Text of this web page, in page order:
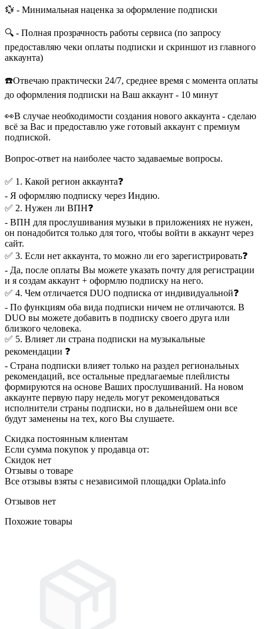
💱 - Минимальная наценка за оформление подписки
🔍 - Полная прозрачность работы сервиса (по запросу
предоставляю чеки оплаты подписки и скриншот из главного
аккаунта)
☎️Отвечаю практически 24/7, среднее время с момента оплаты
до оформления подписки на Ваш аккаунт - 10 минут
👀В случае необходимости создания нового аккаунта - сделаю
всё за Вас и предоставлю уже готовый аккаунт с премиум
подпиской.
Вопрос-ответ на наиболее часто задаваемые вопросы.
✅ 1. Какой регион аккаунта❓
- Я оформляю подписку через Индию.
✅ 2. Нужен ли ВПН❓
- ВПН для прослушивания музыки в приложениях не нужен,
он понадобится только для того, чтобы войти в аккаунт через
сайт.
✅ 3. Если нет аккаунта, то можно ли его зарегистрировать❓
- Да, после оплаты Вы можете указать почту для регистрации
и я создам аккаунт + оформлю подписку на него.
✅ 4. Чем отличается DUO подписка от индивидуальной❓
- По функциям оба вида подписки ничем не отличаются. В
DUO вы можете добавить в подписку своего друга или
близкого человека.
✅ 5. Влияет ли страна подписки на музыкальные
рекомендации ❓
- Страна подписки влияет только на раздел региональных
рекомендаций, все остальные предлагаемые плейлисты
формируются на основе Ваших прослушиваний. На новом
аккаунте первую пару недель могут рекомендоваться
исполнители страны подписки, но в дальнейшем они все
будут заменены на тех, кого Вы слушаете.
Скидка постоянным клиентам
Если сумма покупок у продавца от:
Скидок нет
Отзывы о товаре
Все отзывы взяты с независимой площадки Oplata.info
Отзывов нет
Похожие товары